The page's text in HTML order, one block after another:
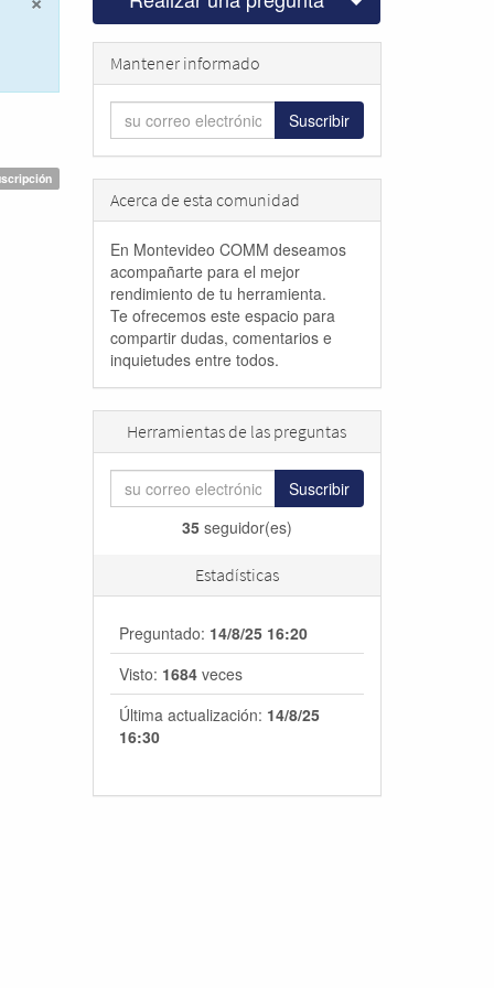
Cerrar
Mantener informado
Suscribir
Acerca de esta comunidad
En Montevideo COMM deseamos
acompañarte para el mejor
rendimiento de tu herramienta.
Te ofrecemos este espacio para
compartir dudas, comentarios e
inquietudes entre todos.
Herramientas de las preguntas
Suscribir
35seguidor(es)
Estadísticas
Preguntado: 14/8/25 16:20
Visto: 1684 veces
Última actualización: 14/8/25
16:30